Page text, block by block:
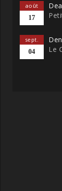
août
17
sept.
04
Le